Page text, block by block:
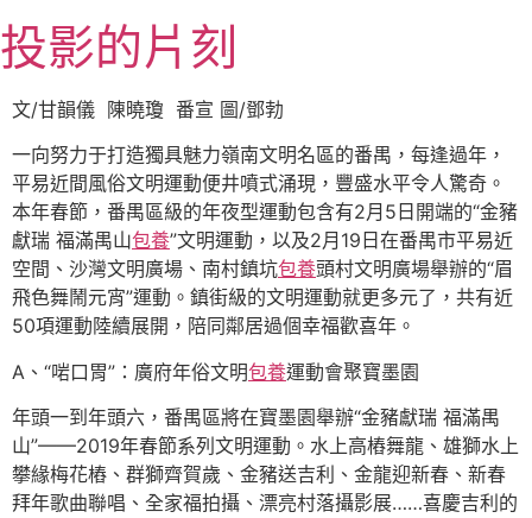
至
主
要
容
投影的片刻
文/甘韻儀 陳曉瓊 番宣 圖/鄧勃
一向努力于打造獨具魅力嶺南文明名區的番禺，每逢過年，
平易近間風俗文明運動便井噴式涌現，豐盛水平令人驚奇。
本年春節，番禺區級的年夜型運動包含有2月5日開端的“金豬
獻瑞 福滿禺山包養”文明運動，以及2月19日在番禺市平易近
空間、沙灣文明廣場、南村鎮坑包養頭村文明廣場舉辦的“眉
飛色舞鬧元宵”運動。鎮街級的文明運動就更多元了，共有近
50項運動陸續展開，陪同鄰居過個幸福歡喜年。
A、“啱口胃”：廣府年俗文明包養運動會聚寶墨園
年頭一到年頭六，番禺區將在寶墨園舉辦“金豬獻瑞 福滿禺
山”——2019年春節系列文明運動。水上高樁舞龍、雄獅水上
攀緣梅花樁、群獅齊賀歲、金豬送吉利、金龍迎新春、新春
拜年歌曲聯唱、全家福拍攝、漂亮村落攝影展……喜慶吉利的